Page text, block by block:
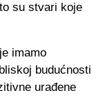
su stvari koje
imamo
budućnosti
urađene